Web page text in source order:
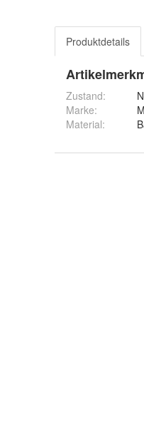
Produktdetails
Zustand:
Marke:
Material: